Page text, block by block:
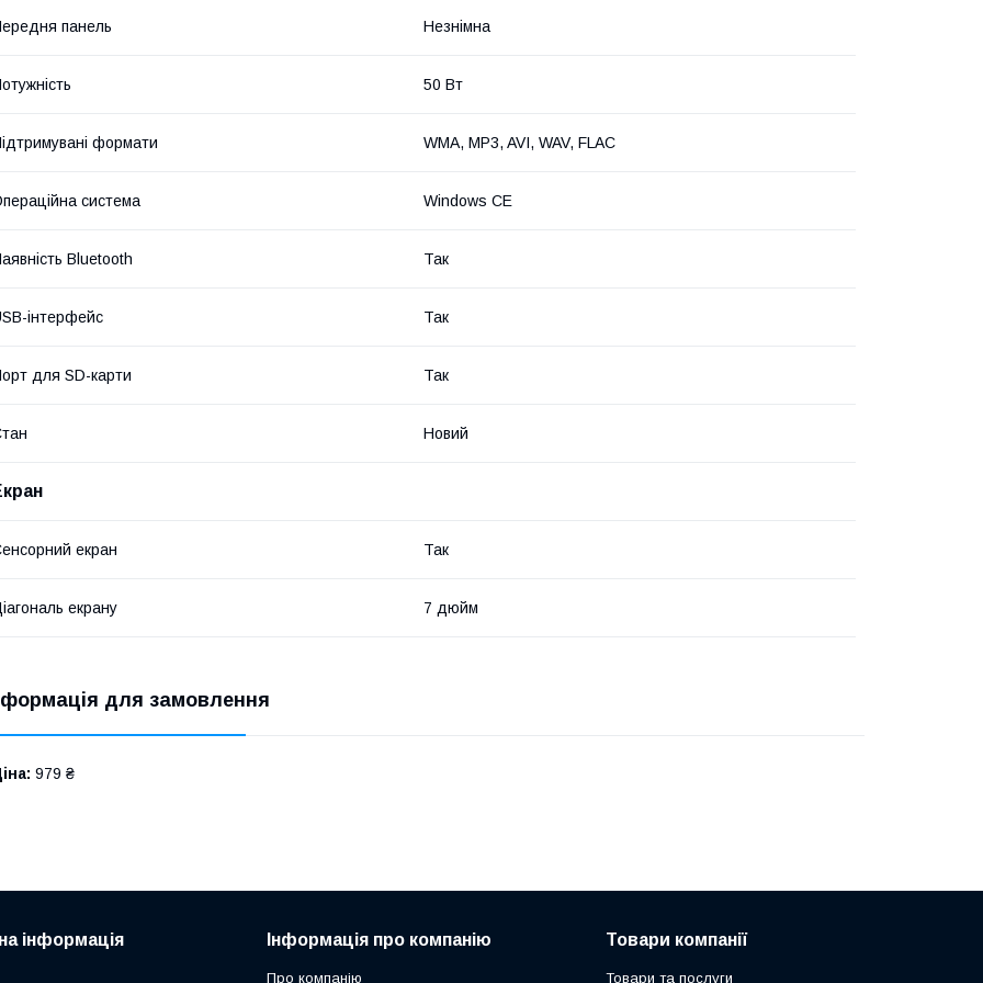
панель Незнімна
50 Вт
формати WMA, MP3, AVI, WAV, FLAC
система Windows CE
Bluetooth Так
інтерфейс Так
для SD-карти Так
Новий
екран Так
екрану 7 дюйм
для замовлення
979 ₴
інформація Інформація про компанію
Про компанію
Товари компанії
Товари та послуги